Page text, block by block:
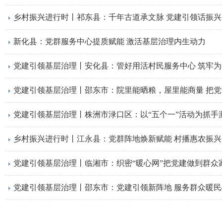
​乡村振兴进行时丨祁东县：千年古道承文脉 党建引领话振兴
新化县：党群服务中心提质赋能 激活基层治理内生动力
党建引领基层治理丨安化县：管好用活村民服务中心 筑牢
党建引领基层治理丨邵东市：院里能晒粮，屋里能商量 把
党建引领基层治理丨株洲市渌口区：以“五个一”活动为抓
乡村振兴进行时丨江永县：党群阵地焕新赋能 村播惠农振
党建引领基层治理丨临湘市：织密“暖心网”把党建做到群众
党建引领基层治理丨邵东市：党建引领新阵地 服务群众暖